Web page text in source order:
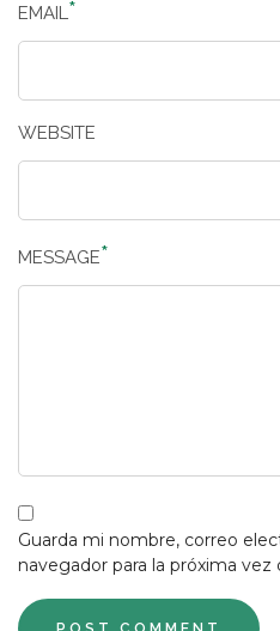
EMAIL
WEBSITE
MESSAGE
Guarda mi nombre, correo
navegador para la próxima